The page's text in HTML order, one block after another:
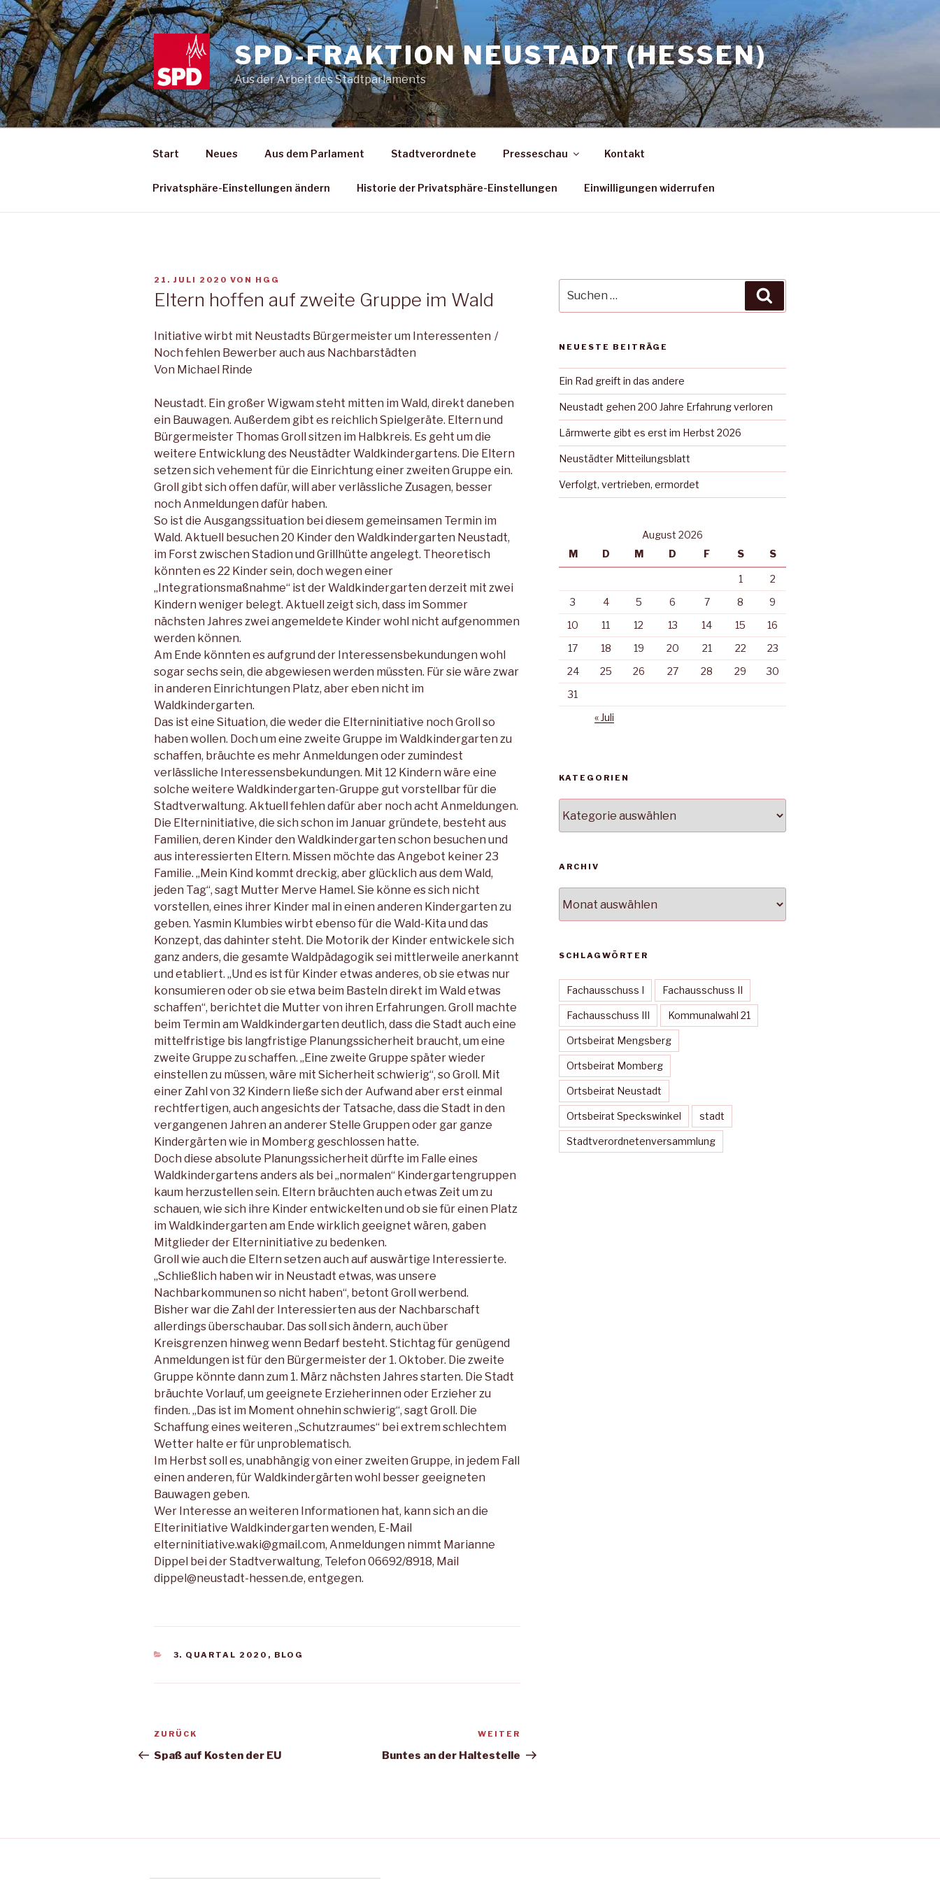
Zum
Inhalt
springen
SPD-FRAKTION NEUSTADT (HESSEN)
Aus der Arbeit des Stadtparlaments
Start Neues Aus dem Parlament Stadtverordnete Presseschau Kontakt
Privatsphäre-Einstellungen ändern Historie der Privatsphäre-Einstellungen Einwilligungen widerrufen
VERÖFFENTLICHT
21. JULI 2020 VON HGG
Eltern hoffen auf zweite Gruppe im Wald
Initiative wirbt mit Neustadts Bürgermeister um Interessenten /
Noch fehlen Bewerber auch aus Nachbarstädten
Von Michael Rinde
Neustadt. Ein großer Wigwam steht mitten im Wald, direkt daneben
ein Bauwagen. Außerdem gibt es reichlich Spielgeräte. Eltern und
Bürgermeister Thomas Groll sitzen im Halbkreis. Es geht um die
weitere Entwicklung des Neustädter Waldkindergartens. Die Eltern
setzen sich vehement für die Einrichtung einer zweiten Gruppe ein.
Groll gibt sich offen dafür, will aber verlässliche Zusagen, besser
noch Anmeldungen dafür haben.
So ist die Ausgangssituation bei diesem gemeinsamen Termin im
Wald. Aktuell besuchen 20 Kinder den Waldkindergarten Neustadt,
im Forst zwischen Stadion und Grillhütte angelegt. Theoretisch
könnten es 22 Kinder sein, doch wegen einer
„Integrationsmaßnahme“ ist der Waldkindergarten derzeit mit zwei
Kindern weniger belegt. Aktuell zeigt sich, dass im Sommer
nächsten Jahres zwei angemeldete Kinder wohl nicht aufgenommen
werden können.
Am Ende könnten es aufgrund der Interessensbekundungen wohl
sogar sechs sein, die abgewiesen werden müssten. Für sie wäre zwar
in anderen Einrichtungen Platz, aber eben nicht im
Waldkindergarten.
Das ist eine Situation, die weder die Elterninitiative noch Groll so
haben wollen. Doch um eine zweite Gruppe im Waldkindergarten zu
schaffen, bräuchte es mehr Anmeldungen oder zumindest
verlässliche Interessensbekundungen. Mit 12 Kindern wäre eine
solche weitere Waldkindergarten-Gruppe gut vorstellbar für die
Stadtverwaltung. Aktuell fehlen dafür aber noch acht Anmeldungen.
Die Elterninitiative, die sich schon im Januar gründete, besteht aus
Familien, deren Kinder den Waldkindergarten schon besuchen und
aus interessierten Eltern. Missen möchte das Angebot keiner 23
Familie. „Mein Kind kommt dreckig, aber glücklich aus dem Wald,
jeden Tag“, sagt Mutter Merve Hamel. Sie könne es sich nicht
vorstellen, eines ihrer Kinder mal in einen anderen Kindergarten zu
geben. Yasmin Klumbies wirbt ebenso für die Wald-Kita und das
Konzept, das dahinter steht. Die Motorik der Kinder entwickele sich
ganz anders, die gesamte Waldpädagogik sei mittlerweile anerkannt
und etabliert. „Und es ist für Kinder etwas anderes, ob sie etwas nur
konsumieren oder ob sie etwa beim Basteln direkt im Wald etwas
schaffen“, berichtet die Mutter von ihren Erfahrungen. Groll machte
beim Termin am Waldkindergarten deutlich, dass die Stadt auch eine
mittelfristige bis langfristige Planungssicherheit braucht, um eine
zweite Gruppe zu schaffen. „Eine zweite Gruppe später wieder
einstellen zu müssen, wäre mit Sicherheit schwierig“, so Groll. Mit
einer Zahl von 32 Kindern ließe sich der Aufwand aber erst einmal
rechtfertigen, auch angesichts der Tatsache, dass die Stadt in den
vergangenen Jahren an anderer Stelle Gruppen oder gar ganze
Kindergärten wie in Momberg geschlossen hatte.
Doch diese absolute Planungssicherheit dürfte im Falle eines
Waldkindergartens anders als bei „normalen“ Kindergartengruppen
kaum herzustellen sein. Eltern bräuchten auch etwas Zeit um zu
schauen, wie sich ihre Kinder entwickelten und ob sie für einen Platz
im Waldkindergarten am Ende wirklich geeignet wären, gaben
Mitglieder der Elterninitiative zu bedenken.
Groll wie auch die Eltern setzen auch auf auswärtige Interessierte.
„Schließlich haben wir in Neustadt etwas, was unsere
Nachbarkommunen so nicht haben“, betont Groll werbend.
Bisher war die Zahl der Interessierten aus der Nachbarschaft
allerdings überschaubar. Das soll sich ändern, auch über
Kreisgrenzen hinweg wenn Bedarf besteht. Stichtag für genügend
Anmeldungen ist für den Bürgermeister der 1. Oktober. Die zweite
Gruppe könnte dann zum 1. März nächsten Jahres starten. Die Stadt
bräuchte Vorlauf, um geeignete Erzieherinnen oder Erzieher zu
finden. „Das ist im Moment ohnehin schwierig“, sagt Groll. Die
Schaffung eines weiteren „Schutzraumes“ bei extrem schlechtem
Wetter halte er für unproblematisch.
Im Herbst soll es, unabhängig von einer zweiten Gruppe, in jedem Fall
einen anderen, für Waldkindergärten wohl besser geeigneten
Bauwagen geben.
Wer Interesse an weiteren Informationen hat, kann sich an die
Elterinitiative Waldkindergarten wenden, E-Mail
elterninitiative.waki@gmail.com, Anmeldungen nimmt Marianne
Dippel bei der Stadtverwaltung, Telefon 06692/8918, Mail
dippel@neustadt-hessen.de, entgegen.
KATEGORIEN
3. QUARTAL 2020 , BLOG
Beitragsnavigation
Vorheriger
Beitrag
ZURÜCK
Spaß auf Kosten der EU
Beitrag
WEITER
Buntes an der Haltestelle
nach:
NEUESTE BEITRÄGE
Ein Rad greift in das andere
Neustadt gehen 200 Jahre Erfahrung verloren
Lärmwerte gibt es erst im Herbst 2026
Neustädter Mitteilungsblatt
Verfolgt, vertrieben, ermordet
August 2026
M
D M D F S S
1
2
3
4 5 6 7 8
9
10
11 12 13 14 15
16
17
18 19 20 21 22
23
24
25 26 27 28 29
30
31
« Juli
KATEGORIEN
ARCHIV
SCHLAGWÖRTER
Fachausschuss I Fachausschuss II
Fachausschuss III Kommunalwahl 21
Ortsbeirat Mengsberg
Ortsbeirat Momberg
Ortsbeirat Neustadt
Ortsbeirat Speckswinkel stadt
Stadtverordnetenversammlung